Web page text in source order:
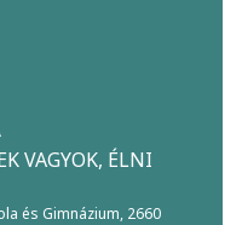
VAGYOK, ÉLNI
és Gimnázium, 2660